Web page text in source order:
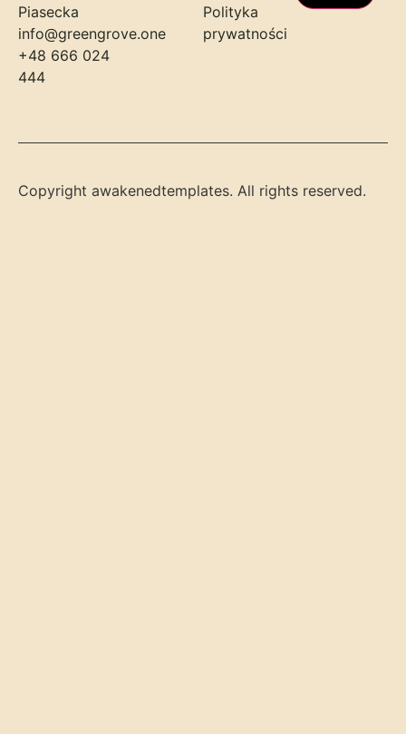
Piasecka
info@greengrove.one
+48 666 024
444
Polityka
prywatności
Copyright awakenedtemplates. All rights reserved.